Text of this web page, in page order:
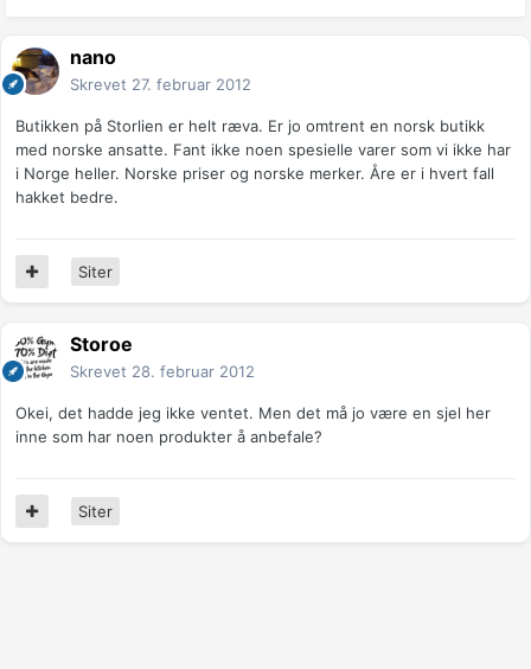
nano
Skrevet 27. februar 2012
Butikken på Storlien er helt ræva. Er jo omtrent en norsk butikk
med norske ansatte. Fant ikke noen spesielle varer som vi ikke har
i Norge heller. Norske priser og norske merker. Åre er i hvert fall
hakket bedre.
Siter
Storoe
Skrevet 28. februar 2012
Okei, det hadde jeg ikke ventet. Men det må jo være en sjel her
inne som har noen produkter å anbefale?
Siter